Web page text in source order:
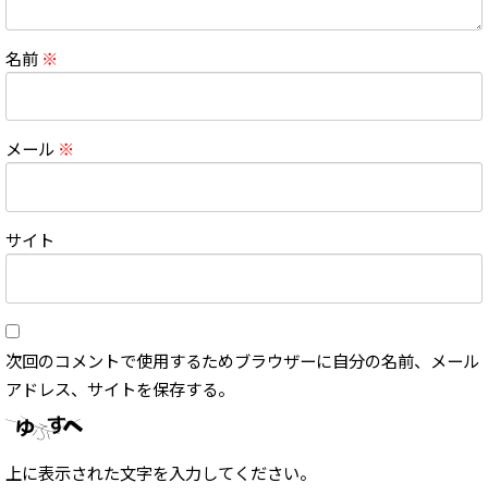
名前 ※
メール ※
サイト
次回のコメントで使用するためブラウザーに自分の名前、メール
アドレス、サイトを保存する。
上に表示された文字を入力してください。